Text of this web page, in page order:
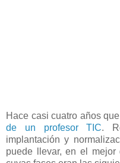
Hace casi cuatro años que
de un profesor TIC.
implantación y
puede llevar, en el mejor